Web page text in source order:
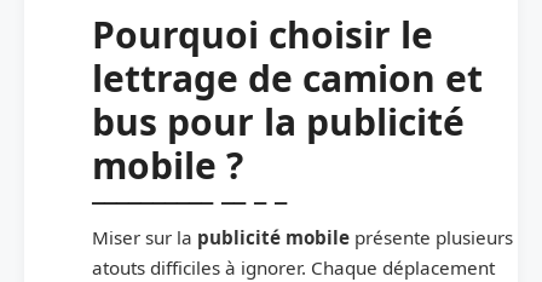
Pourquoi choisir le
lettrage de camion et
bus pour la publicité
mobile ?
Miser sur la publicité mobile présente plusieurs
atouts difficiles à ignorer. Chaque déplacement